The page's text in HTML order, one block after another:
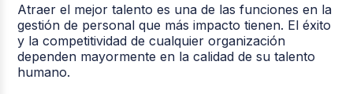
Atraer el mejor talento es una de las funciones en la
gestión de personal que más impacto tienen. El éxito
y la competitividad de cualquier organización
dependen mayormente en la calidad de su talento
humano.